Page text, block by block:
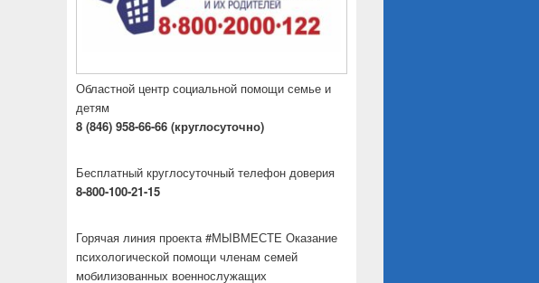
Областной центр социальной помощи семье и
детям
8 (846) 958-66-66 (круглосуточно)
Бесплатный круглосуточный телефон доверия
8-800-100-21-15
Горячая линия проекта #МЫВМЕСТЕ Оказание
психологической помощи членам семей
мобилизованных военнослужащих